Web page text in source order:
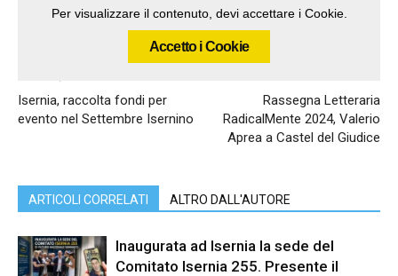
Per visualizzare il contenuto, devi accettare i Cookie.
Accetto i Cookie
Isernia, raccolta fondi per
evento nel Settembre Isernino
Rassegna Letteraria
RadicalMente 2024, Valerio
Aprea a Castel del Giudice
ARTICOLI CORRELATI ALTRO DALL'AUTORE
Inaugurata ad Isernia la sede del
Comitato Isernia 255. Presente il